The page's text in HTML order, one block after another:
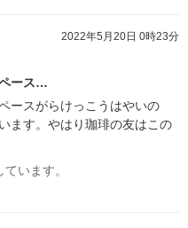
2022年5月20日 0時23分
ース…
ースがらけっこうはやいの
ます。やはり珈琲の友はこの
います。